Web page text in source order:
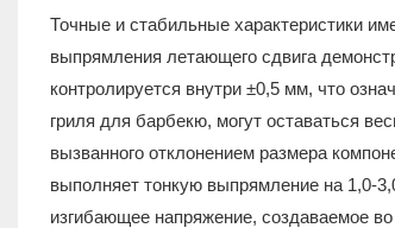
Точные и стабильные характеристики
выпрямления летающего сдвига
контролируется внутри ±0,5 мм, что
гриля для барбекю, могут оставаться
вызванного отклонением размера
выполняет тонкую выпрямление на 1,0-
изгибающее напряжение, создаваемое